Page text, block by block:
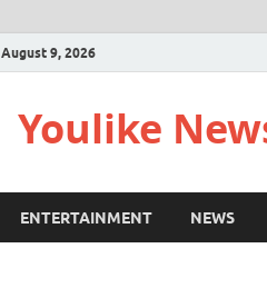
August 9, 2026
Youlike
ENTERTAINMENT NEWS